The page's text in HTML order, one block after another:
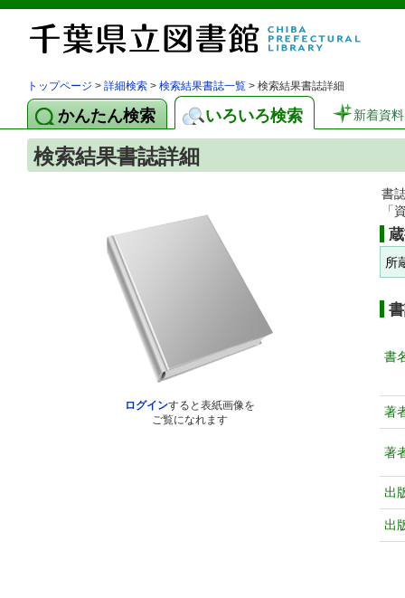
トップページ > 詳細検索 > 検索結果書誌一覧 > 検索結果書誌詳細
かんたん検索 いろいろ検索 新着資料
検索結果書誌詳細
ログインすると表紙画像を
ご覧になれます
書
「
所
書
著
著
出
出